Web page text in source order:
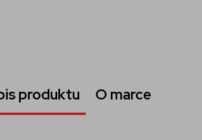
produktu O marce